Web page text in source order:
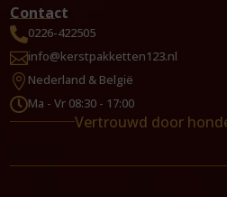
Contact
0226-422505
info@kerstpakketten123.nl
 Nederland & België
Ma - Vr 08:30 - 17:00
Vertrouwd door